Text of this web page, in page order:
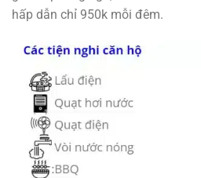
hấp dẫn chỉ 950k mỗi đêm.